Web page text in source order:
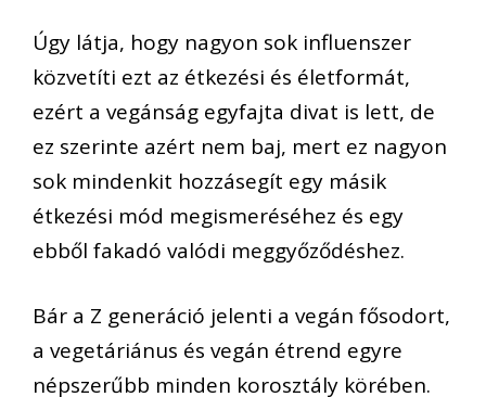
Úgy látja, hogy nagyon sok influenszer
közvetíti ezt az étkezési és életformát,
ezért a vegánság egyfajta divat is lett, de
ez szerinte azért nem baj, mert ez nagyon
sok mindenkit hozzásegít egy másik
étkezési mód megismeréséhez és egy
ebből fakadó valódi meggyőződéshez.
Bár a Z generáció jelenti a vegán fősodort,
a vegetáriánus és vegán étrend egyre
népszerűbb minden korosztály körében.